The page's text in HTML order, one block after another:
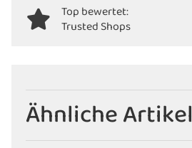
Top bewertet:
Trusted Shops
Ähnliche Artikel